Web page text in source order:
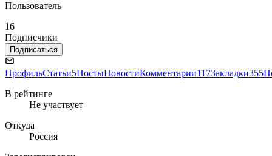
Пользователь
16
Подписчики
Подписаться
ПрофильСтатьи5ПостыНовостиКомментарии117Закладки355
В рейтинге
Не участвует
Откуда
Россия